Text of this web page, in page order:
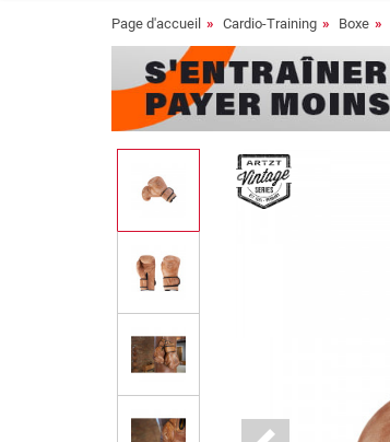
Page d'accueil Cardio-Training Boxe